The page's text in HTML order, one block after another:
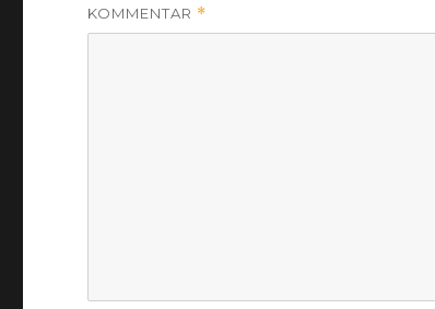
KOMMENTAR *